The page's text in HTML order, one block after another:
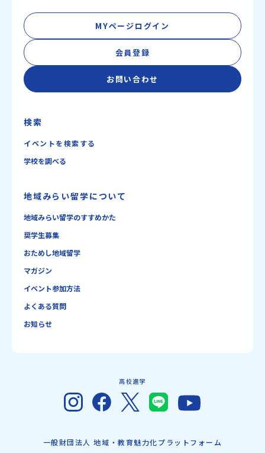
MYページログイン
会員登録
お問い合わせ
検索
イベントを検索する
学校を調べる
地域みらい留学について
地域みらい留学のすすめかた
奨学生募集
おためし地域留学
マガジン
イベント参加方法
よくある質問
お知らせ
高校進学
一般財団法人 地域・教育魅力化プラットフォーム